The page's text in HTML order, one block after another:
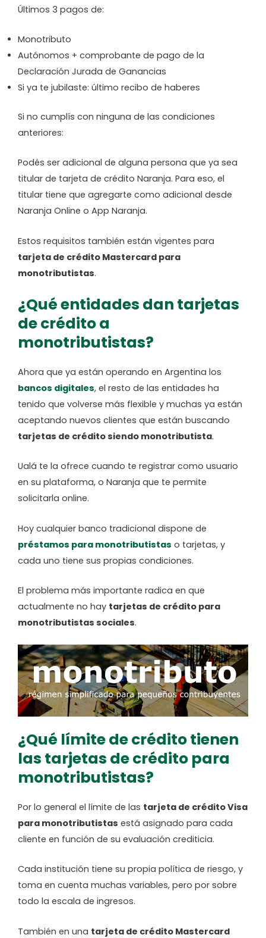
Últimos 3 pagos de:
Monotributo
Autónomos + comprobante de pago de la
Declaración Jurada de Ganancias
Si ya te jubilaste: último recibo de haberes
Si no cumplís con ninguna de las condiciones
anteriores:
Podés ser adicional de alguna persona que ya sea
titular de tarjeta de crédito Naranja. Para eso, el
titular tiene que agregarte como adicional desde
Naranja Online o App Naranja.
Estos requisitos también están vigentes para
tarjeta de crédito Mastercard para
monotributistas.
¿Qué entidades dan tarjetas
de crédito a
monotributistas?
Ahora que ya están operando en Argentina los
bancos digitales, el resto de las entidades ha
tenido que volverse más flexible y muchas ya están
aceptando nuevos clientes que están buscando
tarjetas de crédito siendo monotributista.
Ualá te la ofrece cuando te registrar como usuario
en su plataforma, o Naranja que te permite
solicitarla online.
Hoy cualquier banco tradicional dispone de
préstamos para monotributistas o tarjetas, y
cada uno tiene sus propias condiciones.
El problema más importante radica en que
actualmente no hay tarjetas de crédito para
monotributistas sociales.
¿Qué límite de crédito tienen
las tarjetas de crédito para
monotributistas?
Por lo general el límite de las tarjeta de crédito Visa
para monotributistas está asignado para cada
cliente en función de su evaluación crediticia.
Cada institución tiene su propia política de riesgo, y
toma en cuenta muchas variables, pero por sobre
todo la escala de ingresos.
También en una tarjeta de crédito Mastercard